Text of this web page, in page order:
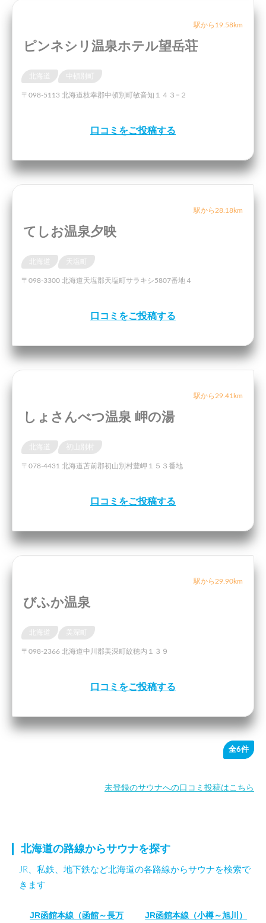
駅から19.58km
ピンネシリ温泉ホテル望岳荘
〒098-5113 北海道枝幸郡中頓別町敏音知１４３−２
口コミをご投稿する
駅から28.18km
てしお温泉夕映
天塩町
〒098-3300 北海道天塩郡天塩町サラキシ5807番地４
口コミをご投稿する
駅から29.41km
しょさんべつ温泉 岬の湯
〒078-4431 北海道苫前郡初山別村豊岬１５３番地
口コミをご投稿する
駅から29.90km
びふか温泉
美深町
〒098-2366 北海道中川郡美深町紋穂内１３９
口コミをご投稿する
全6件
未登録のサウナへの口コミ投稿はこちら
北海道の路線からサウナを探す
JR、私鉄、地下鉄など北海道の各路線からサウナを検索で
きます
JR函館本線（函館～長万 JR函館本線（小樽～旭川）